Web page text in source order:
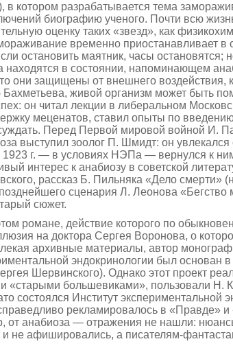
котором разрабатывается тема
биографию ученого. Почти всю
оценку таких «звезд», как
временно приостанавливает в
остановить маятник, часы остановятся;
находятся в состоянии, напоминающем
они защищены от внешнего воздействия,
живой организм может быть
он читал лекции в либеральном
меценатов, ставил опыты по
Перед Первой мировой войной И.
выступил зоолог П. Шмидт: он
г. — в условиях НЭПа — вернулся к
интерес к анабиозу в советской
рассказ Б. Пильняка «Дело смерти»
сценария Л. Леонова «Бегство
сюжет.
романе, действие которого по
на доктора Сергея Воронова, о
архивные материалы, автор
эндокринологии был основан в
Шервинского). Однако этот проект
«старыми большевиками», пользовали Н.
состоялся Институт экспериментальной
рекламировалось в «Правде» и
от анабиоза — отражения не наш­ли:
и не афишировались, а писателям-